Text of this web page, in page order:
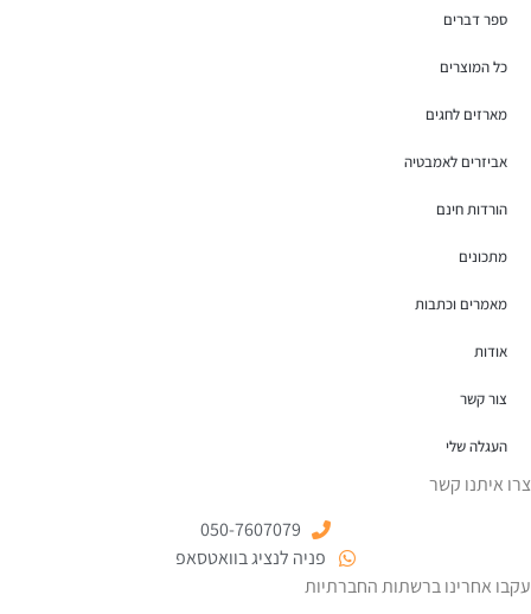
ספר דברים
כל המוצרים
מארזים לחגים
אביזרים לאמבטיה
הורדות חינם
מתכונים
מאמרים וכתבות
אודות
צור קשר
העגלה שלי
צרו איתנו קשר
050-7607079
פניה לנציג בוואטסאפ
עקבו אחרינו ברשתות החברתיות